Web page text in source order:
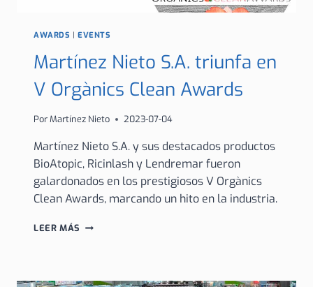
AWARDS |EVENTS
Martínez Nieto S.A. triunfa en
V Orgànics Clean Awards
PorMartínez Nieto 2023-07-04
Martínez Nieto S.A. y sus destacados productos
BioAtopic, Ricinlash y Lendremar fueron
galardonados en los prestigiosos V Orgànics
Clean Awards, marcando un hito en la industria.
LEER MÁS MARTÍNEZ
EN